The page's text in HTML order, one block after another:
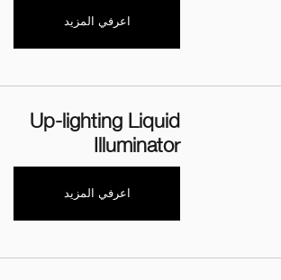
اعرفي المزيد
Up-lighting Liquid
Illuminator
اعرفي المزيد